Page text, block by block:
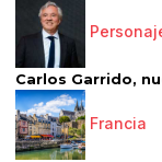
Carlos Garrido,
Francia